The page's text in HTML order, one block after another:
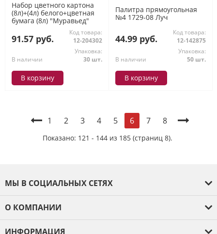
Набор цветного картона
(8л)+(4л) белого+цветная
бумага (8л) "Муравьед"
91.57 руб.
Код товара:
12-204302
В наличии
Упаковка:
30 шт.
В корзину
Палитра прямоугольная
№4 1729-08 Луч
44.99 руб.
Код товара:
12-142875
В наличии
Упаковка:
50 шт.
В корзину
1 2 3 4 5 6 7 8
Показано: 121 - 144 из 185 (страниц 8).
МЫ В СОЦИАЛЬНЫХ СЕТЯХ
О КОМПАНИИ
ИНФОРМАЦИЯ